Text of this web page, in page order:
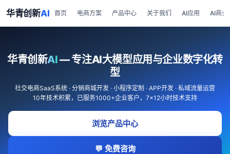
华青创新AI 首页 电商方案 产品中心 关于我们 AI应用 AI商业
华青创新AI— 专注AI大模型应用与企业数字化转
型
社交电商SaaS系统 · 分销商城开发 · 小程序定制 · APP开发 · 私域流量运营
10年技术积累，已服务1000+企业客户，7×12小时技术支持
浏览产品中心
💬 免费咨询